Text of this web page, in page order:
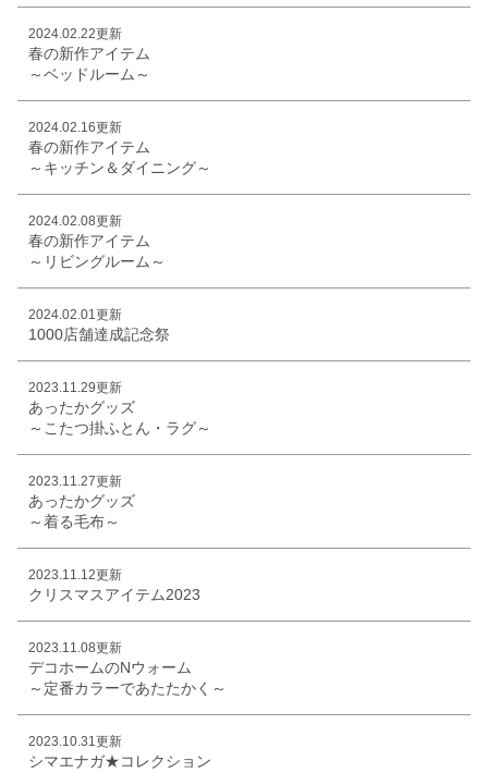
2024.02.22更新
春の新作アイテム
～ベッドルーム～
2024.02.16更新
春の新作アイテム
～キッチン＆ダイニング～
2024.02.08更新
春の新作アイテム
～リビングルーム～
2024.02.01更新
1000店舗達成記念祭
2023.11.29更新
あったかグッズ
～こたつ掛ふとん・ラグ～
2023.11.27更新
あったかグッズ
～着る毛布～
2023.11.12更新
クリスマスアイテム2023
2023.11.08更新
デコホームのNウォーム
～定番カラーであたたかく～
2023.10.31更新
シマエナガ★コレクション